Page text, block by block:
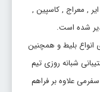
, معراج , کاسپین ,
شده است.
انواع بلیط و همچنین
شبانه روزی تیم
علاوه بر فراهم